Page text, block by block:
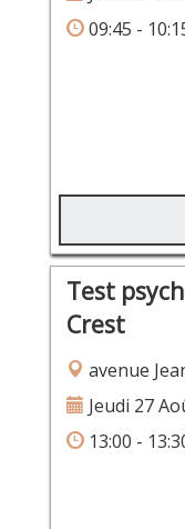
09:45 -
Test
Crest
avenue
Jeudi 27
13:00 -